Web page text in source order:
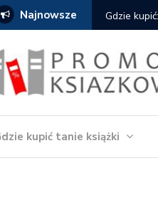
Najnowsze Gdzie
kupić tanie książki